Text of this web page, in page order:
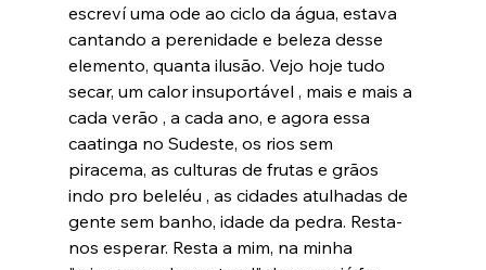
escreví uma ode ao ciclo da água, estava
cantando a perenidade e beleza desse
elemento, quanta ilusão. Vejo hoje tudo
secar, um calor insuportável , mais e mais a
cada verão , a cada ano, e agora essa
caatinga no Sudeste, os rios sem
piracema, as culturas de frutas e grãos
indo pro beleléu , as cidades atulhadas de
gente sem banho, idade da pedra. Resta-
nos esperar. Resta a mim, na minha